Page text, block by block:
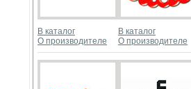
В каталог
О производителе
В каталог
О производителе